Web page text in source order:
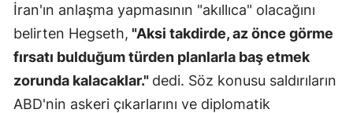
Kastamonu
Kayseri
İran'ın anlaşma yapmasının "akıllıca" olacağını
belirten Hegseth, "Aksi takdirde, az önce görme
fırsatı bulduğum türden planlarla baş etmek
zorunda kalacaklar." dedi. Söz konusu saldırıların
ABD'nin askeri çıkarlarını ve diplomatik